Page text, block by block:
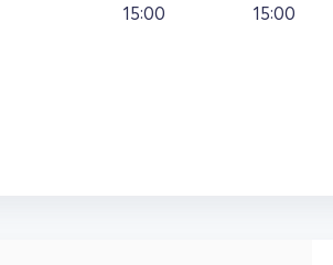
15:00 15:00